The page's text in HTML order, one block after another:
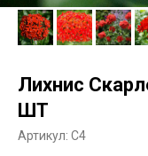
Лихнис
ШТ
Артикул: C4